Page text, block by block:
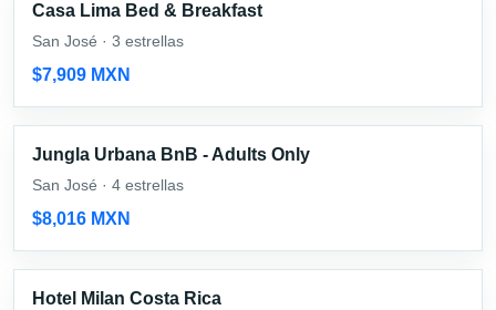
Casa Lima Bed & Breakfast
San José · 3 estrellas
$7,909 MXN
Jungla Urbana BnB - Adults Only
San José · 4 estrellas
$8,016 MXN
Hotel Milan Costa Rica